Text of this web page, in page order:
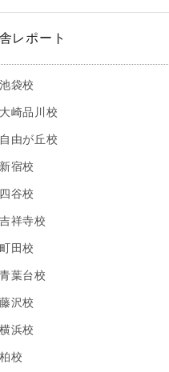
レポート
池袋校
大崎品川校
自由が丘校
新宿校
四谷校
吉祥寺校
町田校
青葉台校
藤沢校
横浜校
柏校